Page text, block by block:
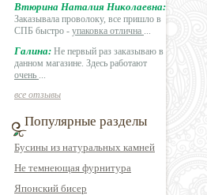
Втюрина Наталия Николаевна:
Заказывала проволоку, все пришло в
СПБ быстро - упаковка отлична ...
Галина: Не первый раз заказываю в
данном магазине. Здесь работают
очень ...
все отзывы
Популярные разделы
Бусины из натуральных камней
Не темнеющая фурнитура
Японский бисер